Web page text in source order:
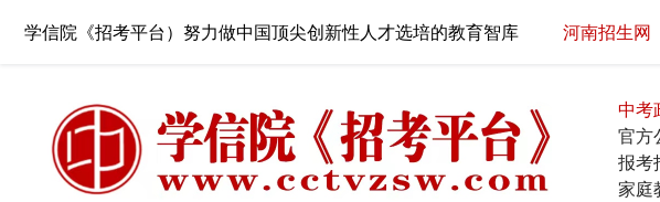
学信院《招考平台）努力做中国顶尖创新性人才选培的教育智库 河南招生网
中考
官方
报考
家庭